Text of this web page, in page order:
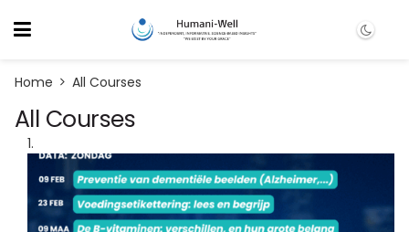
Home All Courses
All Courses